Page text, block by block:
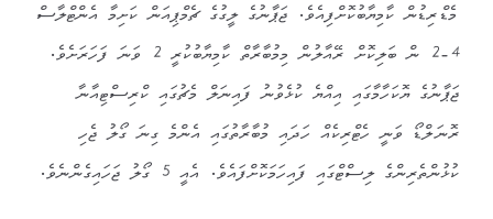
މެޑްރިޑުން ކާމިޔާބުކޮށްފިއެވެ. ޖަޕާނުގެ ލީގުގެ ޗެމްޕިއަން ކަށިމާ އެންޓްލާސް
4-2 ން ބަލިކޮށް ރޭއާލުން މިމުބާރާތް ކާމިޔާބުކުރީ 2 ވަނަ ފަހަރަށެވެ.
ޖަޕާނުގެ ޔޮކަހާމާގައި އިއްޔެ ކުޅެވުނު ފައިނަލް މެޗުގައި ކްރިސްޓިއާނާ
ރޮނަލްޑޯ ވަނީ ހެޓްރިކެއް ހަދައި މުބާރާތުގައި އެންމެ ގިނަ ގޯލު ޖެހި
ކުޅުންތެރިންގެ ލިސްޓްގައި ފައިހަމަކޮށްފައެވެ. އެއީ 5 ގޯލު ޖަހައިގެންނެވެ.